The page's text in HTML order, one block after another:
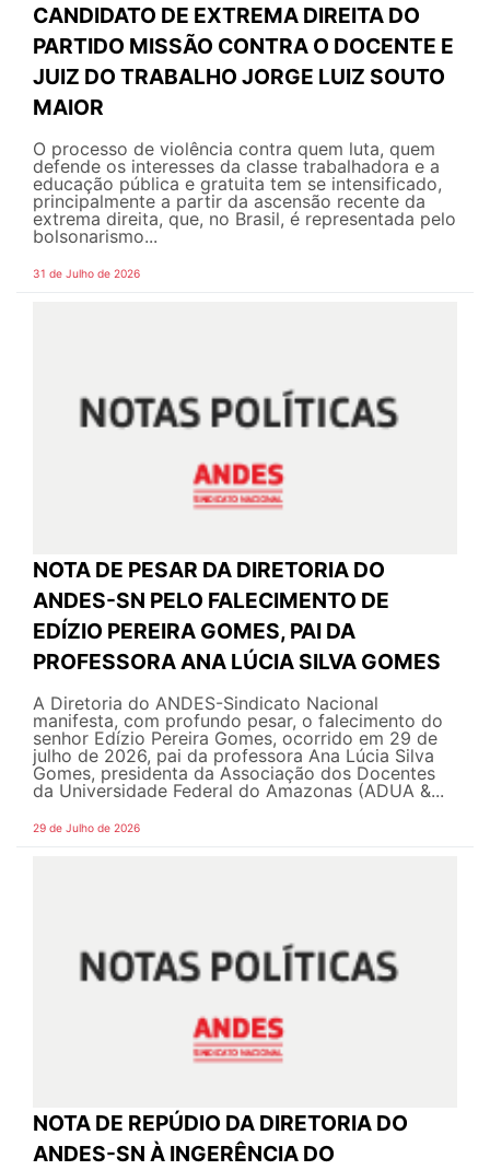
CANDIDATO DE EXTREMA DIREITA DO
PARTIDO MISSÃO CONTRA O DOCENTE E
JUIZ DO TRABALHO JORGE LUIZ SOUTO
MAIOR
O processo de violência contra quem luta, quem
defende os interesses da classe trabalhadora e a
educação pública e gratuita tem se intensificado,
principalmente a partir da ascensão recente da
extrema direita, que, no Brasil, é representada pelo
bolsonarismo...
31 de Julho de 2026
NOTA DE PESAR DA DIRETORIA DO
ANDES-SN PELO FALECIMENTO DE
EDÍZIO PEREIRA GOMES, PAI DA
PROFESSORA ANA LÚCIA SILVA GOMES
A Diretoria do ANDES-Sindicato Nacional
manifesta, com profundo pesar, o falecimento do
senhor Edízio Pereira Gomes, ocorrido em 29 de
julho de 2026, pai da professora Ana Lúcia Silva
Gomes, presidenta da Associação dos Docentes
da Universidade Federal do Amazonas (ADUA &...
29 de Julho de 2026
NOTA DE REPÚDIO DA DIRETORIA DO
ANDES-SN À INGERÊNCIA DO